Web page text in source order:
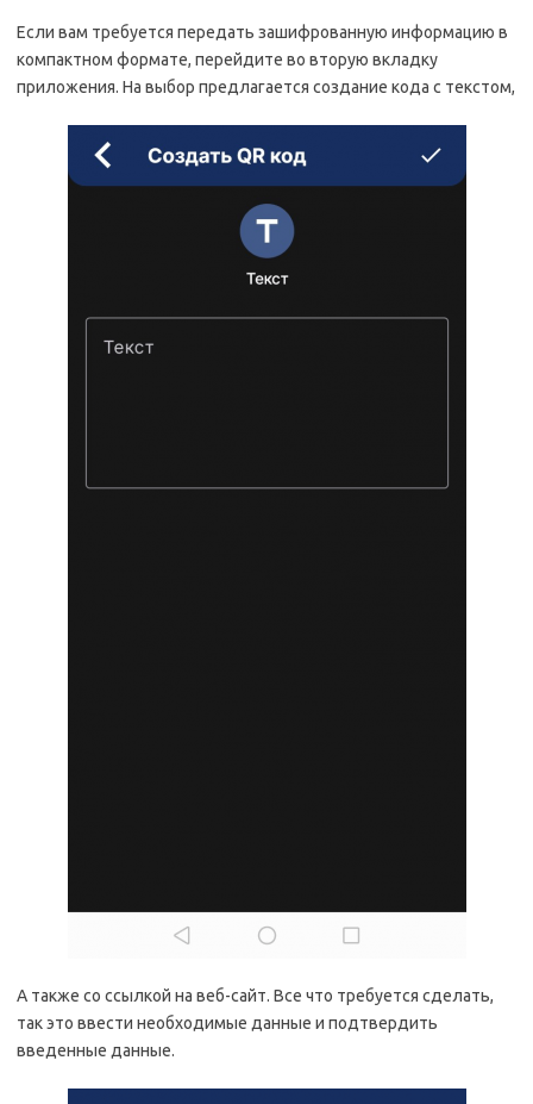
Если вам требуется передать зашифрованную информацию в
компактном формате, перейдите во вторую вкладку
приложения. На выбор предлагается создание кода с текстом,
А также со ссылкой на веб-сайт. Все что требуется сделать,
так это ввести необходимые данные и подтвердить
введенные данные.